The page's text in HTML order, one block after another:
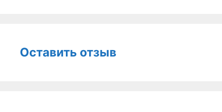
Оставить отзыв